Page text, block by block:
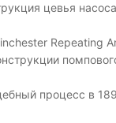
цевья
Repeating
процесс в